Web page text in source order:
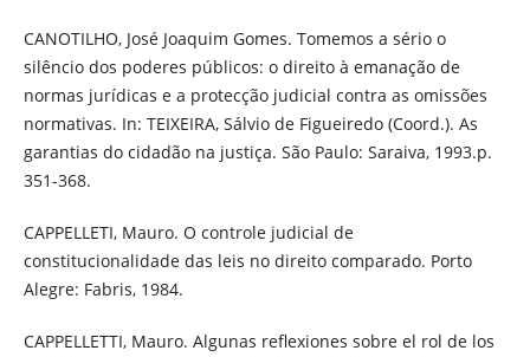
CANOTILHO, José Joaquim Gomes. Tomemos a sério o
silêncio dos poderes públicos: o direito à emanação de
normas jurídicas e a protecção judicial contra as omissões
normativas. In: TEIXEIRA, Sálvio de Figueiredo (Coord.). As
garantias do cidadão na justiça. São Paulo: Saraiva, 1993.p.
351-368.
CAPPELLETI, Mauro. O controle judicial de
constitucionalidade das leis no direito comparado. Porto
Alegre: Fabris, 1984.
CAPPELLETTI, Mauro. Algunas reflexiones sobre el rol de los